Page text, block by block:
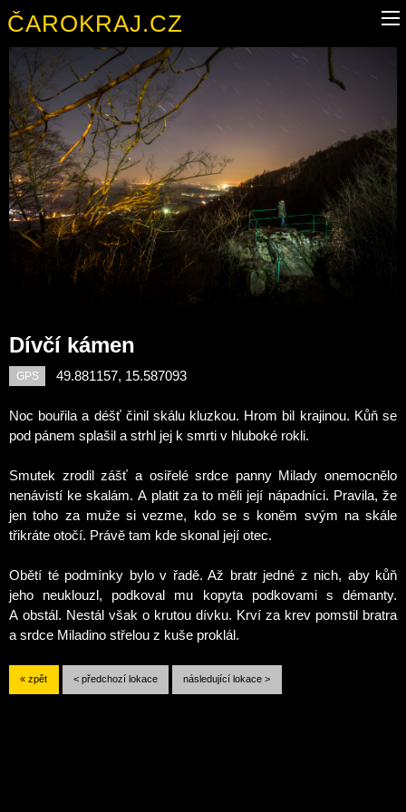
ČAROKRAJ.CZ
Dívčí kámen
GPS 49.881157, 15.587093
Noc bouřila a déšť činil skálu kluzkou. Hrom bil krajinou. Kůň se
pod pánem splašil a strhl jej k smrti v hluboké rokli.
Smutek zrodil zášť a osiřelé srdce panny Milady onemocnělo
nenávistí ke skalám. A platit za to měli její nápadníci. Pravila, že
jen toho za muže si vezme, kdo se s koněm svým na skále
třikráte otočí. Právě tam kde skonal její otec.
Obětí té podmínky bylo v řadě. Až bratr jedné z nich, aby kůň
jeho neuklouzl, podkoval mu kopyta podkovami s démanty.
A obstál. Nestál však o krutou dívku. Krví za krev pomstil bratra
a srdce Miladino střelou z kuše proklál.
« zpět < předchozí lokace následující lokace >